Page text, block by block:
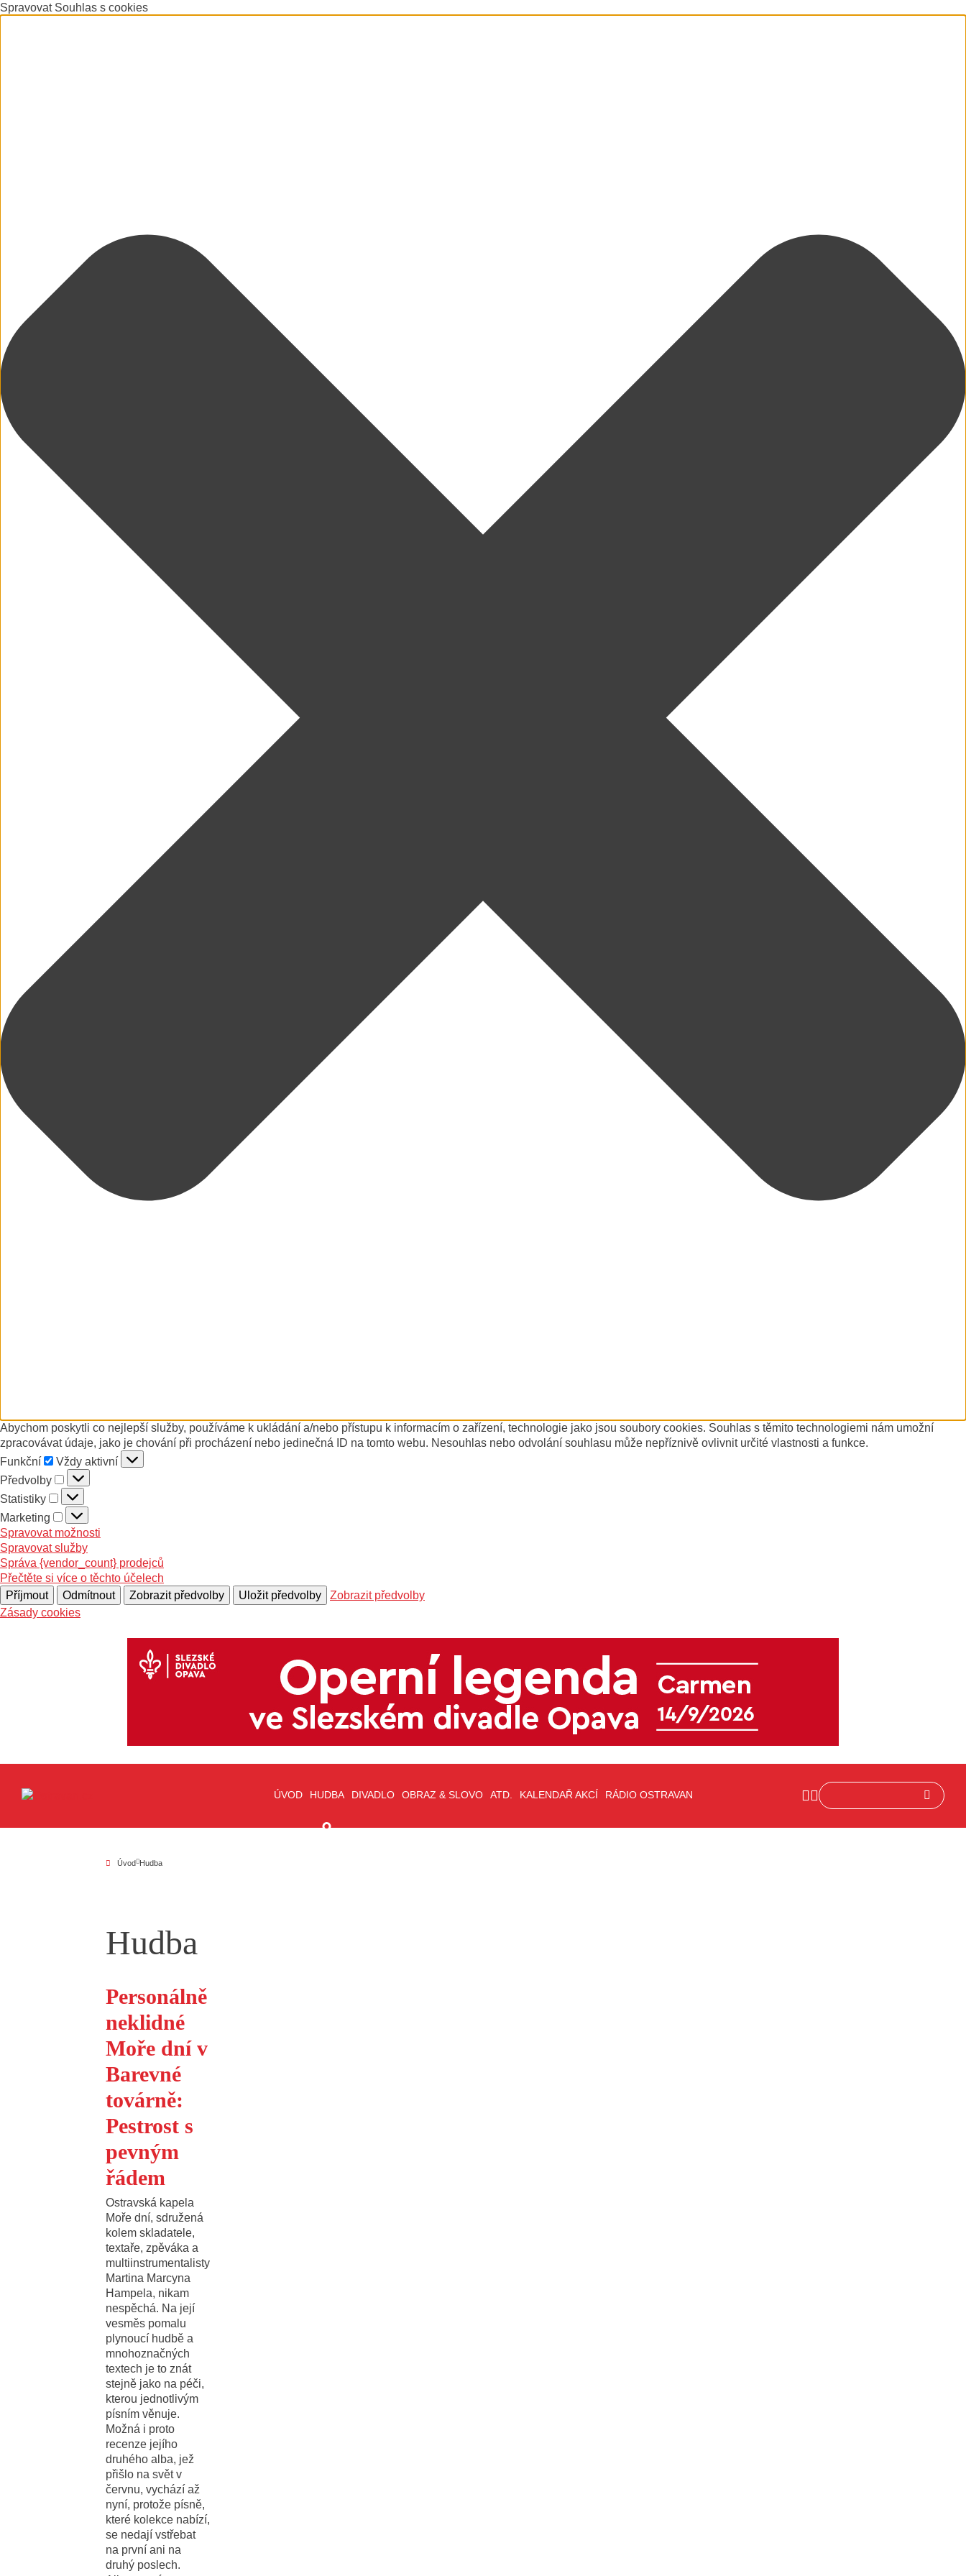
Spravovat Souhlas s cookies
Abychom poskytli co nejlepší služby, používáme k ukládání a/nebo přístupu k informacím o zařízení, technologie jako jsou soubory cookies. Souhlas s těmito technologiemi nám umožní
zpracovávat údaje, jako je chování při procházení nebo jedinečná ID na tomto webu. Nesouhlas nebo odvolání souhlasu může nepříznivě ovlivnit určité vlastnosti a funkce.
Funkční
Funkční
Vždy aktivní
Předvolby
Předvolby
Statistiky
Statistiky
Marketing
Marketing
Spravovat možnosti
Spravovat služby
Správa {vendor_count} prodejců
Přečtěte si více o těchto účelech
Příjmout
Odmítnout Zobrazit předvolby Uložit předvolby
Zobrazit předvolby
Zásady cookies
ÚVOD HUDBA DIVADLO OBRAZ & SLOVO ATD. KALENDAŘ AKCÍ RÁDIO OSTRAVAN
Úvod Hudba
Hudba
Personálně
neklidné
Moře dní v
Barevné
továrně:
Pestrost s
pevným
řádem
Ostravská kapela
Moře dní, sdružená
kolem skladatele,
textaře, zpěváka a
multiinstrumentalisty
Martina Marcyna
Hampela, nikam
nespěchá. Na její
vesměs pomalu
plynoucí hudbě a
mnohoznačných
textech je to znát
stejně jako na péči,
kterou jednotlivým
písním věnuje.
Možná i proto
recenze jejího
druhého alba, jež
přišlo na svět v
červnu, vychází až
nyní, protože písně,
které kolekce nabízí,
se nedají vstřebat
na první ani na
druhý poslech.